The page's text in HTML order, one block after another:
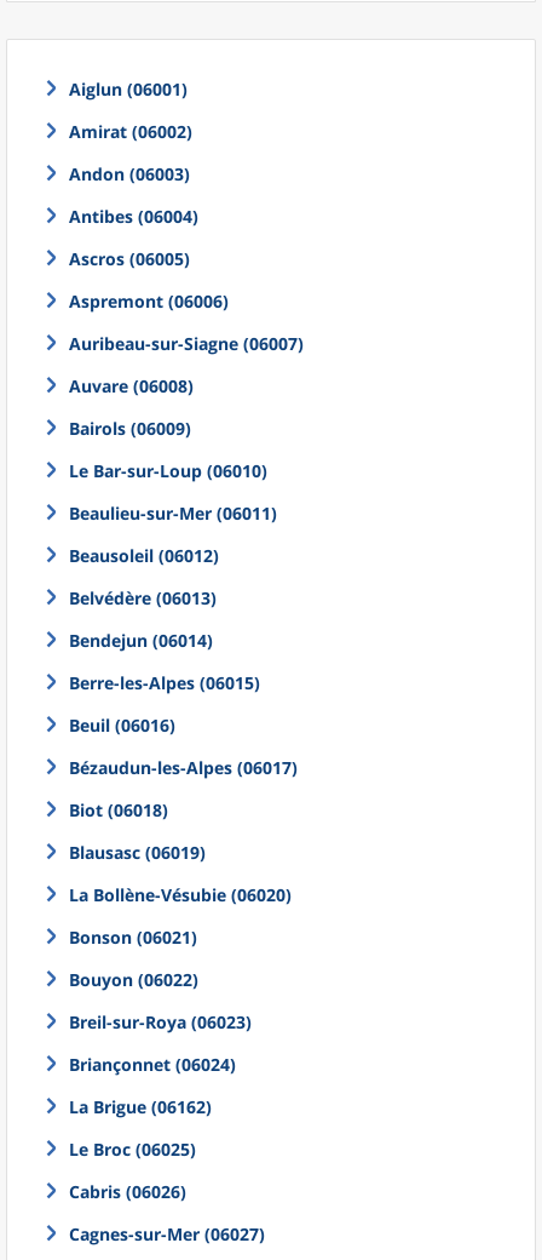
Aiglun (06001)
Amirat (06002)
Andon (06003)
Antibes (06004)
Ascros (06005)
Aspremont (06006)
Auribeau-sur-Siagne (06007)
Auvare (06008)
Bairols (06009)
Le Bar-sur-Loup (06010)
Beaulieu-sur-Mer (06011)
Beausoleil (06012)
Belvédère (06013)
Bendejun (06014)
Berre-les-Alpes (06015)
Beuil (06016)
Bézaudun-les-Alpes (06017)
Biot (06018)
Blausasc (06019)
La Bollène-Vésubie (06020)
Bonson (06021)
Bouyon (06022)
Breil-sur-Roya (06023)
Briançonnet (06024)
La Brigue (06162)
Le Broc (06025)
Cabris (06026)
Cagnes-sur-Mer (06027)